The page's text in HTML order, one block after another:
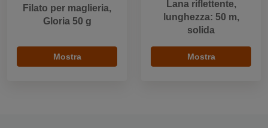
Filato per maglieria,
Gloria 50 g
Mostra
Lana riflettente,
lunghezza: 50 m,
solida
Mostra